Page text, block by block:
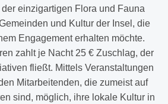
einzigartigen Flora und Fauna
und Kultur der Insel, die
Engagement erhalten möchte.
zahlt je Nacht 25 € Zuschlag, der
fließt. Mittels Veranstaltungen
Mitarbeitenden, die zumeist auf
sind, möglich, ihre lokale Kultur in